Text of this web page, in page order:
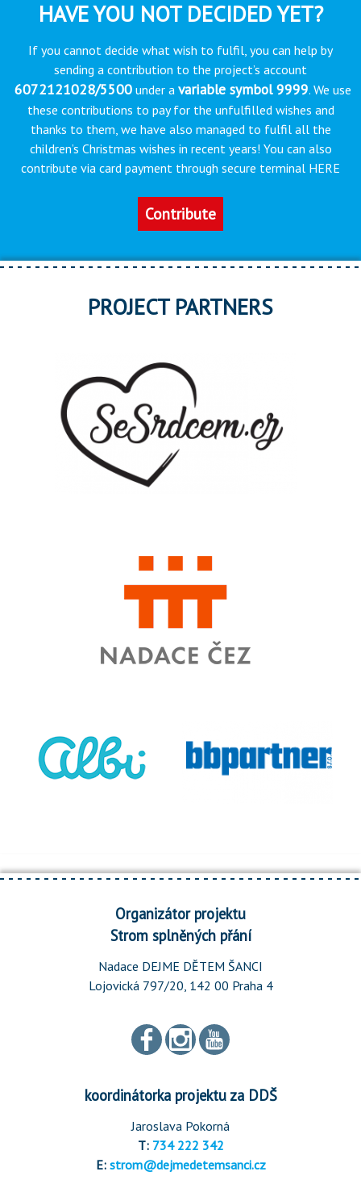
HAVE YOU NOT DECIDED YET?
If you cannot decide what wish to fulfil, you can help by
sending a contribution to the project’s account
6072121028/5500under a variable symbol 9999. We use
these contributions to pay for the unfulfilled wishes and
thanks to them, we have also managed to fulfil all the
children’s Christmas wishes in recent years! You can also
contribute via card payment through secure terminal HERE
Contribute
PROJECT PARTNERS
Organizátor projektu
Strom splněných přání
Nadace DEJME DĚTEM ŠANCI
Lojovická 797/20, 142 00 Praha 4
koordinátorka projektu za DDŠ
Jaroslava Pokorná
T: 734 222 342
E: strom@dejmedetemsanci.cz